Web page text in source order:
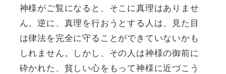
神様がご覧になると、そこに真理はありませ
ん。逆に、真理を行おうとする人は、見た目
は律法を完全に守ることができていないかも
しれません。しかし、その人は神様の御前に
砕かれた、貧しい心をもって神様に近づこう